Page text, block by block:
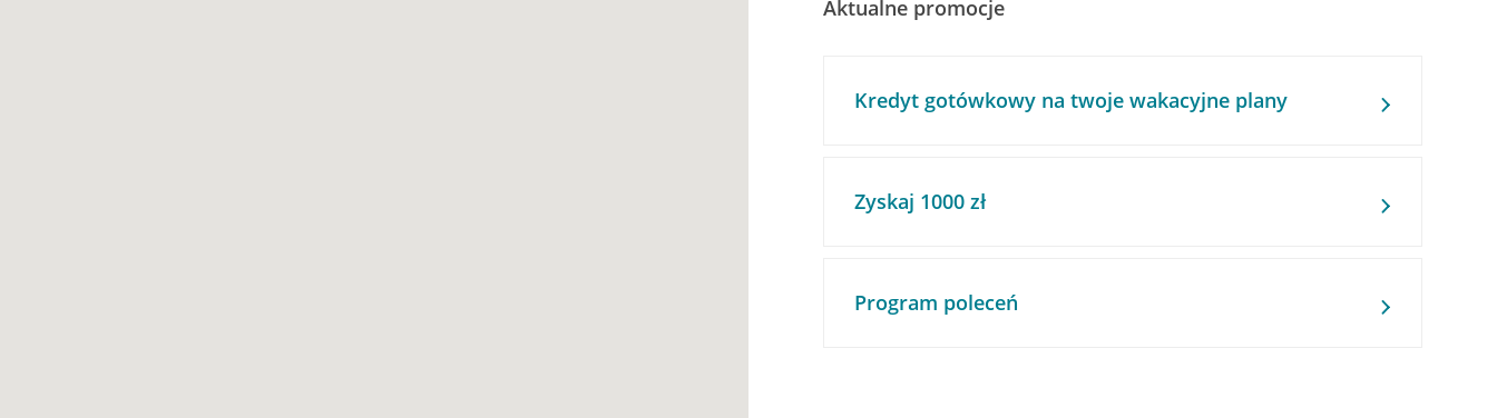
Aktualne promocje
Kredyt gotówkowy na twoje wakacyjne plany
Zyskaj 1000 zł
Program poleceń